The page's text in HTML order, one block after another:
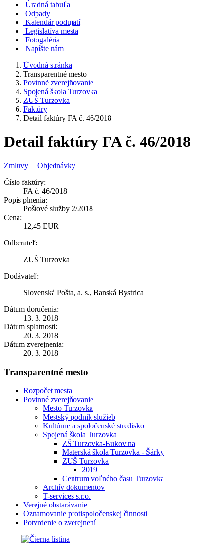
Úradná tabuľa
Odpady
Kalendár podujatí
Legislatíva mesta
Fotogaléria
Napíšte nám
Úvodná stránka
Transparentné mesto
Povinné zverejňovanie
Spojená škola Turzovka
ZUŠ Turzovka
Faktúry
Detail faktúry FA č. 46/2018
Detail faktúry FA č. 46/2018
Zmluvy | Objednávky
Číslo faktúry:
FA č. 46/2018
Popis plnenia:
Poštové služby 2/2018
Cena:
12,45 EUR
Odberateľ:
ZUŠ Turzovka
Dodávateľ:
Slovenská Pošta, a. s., Banská Bystrica
Dátum doručenia:
13. 3. 2018
Dátum splatnosti:
20. 3. 2018
Dátum zverejnenia:
20. 3. 2018
Transparentné mesto
Rozpočet mesta
Povinné zverejňovanie
Mesto Turzovka
Mestský podnik služieb
Kultúrne a spoločenské stredisko
Spojená škola Turzovka
ZŠ Turzovka-Bukovina
Materská škola Turzovka - Šárky
ZUŠ Turzovka
2019
Centrum voľného času Turzovka
Archív dokumentov
T-services s.r.o.
Verejné obstarávanie
Oznamovanie protispoločenskej činnosti
Potvrdenie o zverejnení